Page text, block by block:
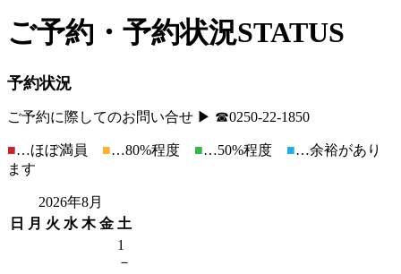
ご予約・予約状況STATUS
予約状況
ご予約に際してのお問い合せ ▶ ☎0250-22-1850
■…ほぼ満員 ■…80%程度 ■…50%程度 ■…余裕があり
ます
2026年8月
日
月 火 水 木 金 土
1
－